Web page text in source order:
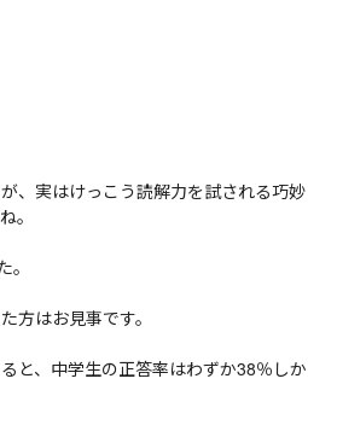
、実はけっこう読解力を試される巧妙
。
。
方はお見事です。
と、中学生の正答率はわずか38％しか